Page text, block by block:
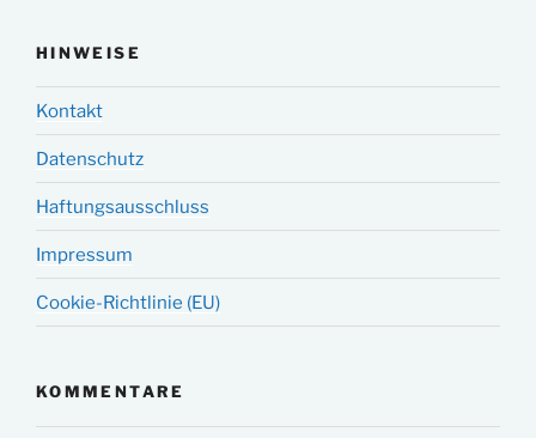
HINWEISE
Kontakt
Datenschutz
Haftungsausschluss
Impressum
Cookie-Richtlinie (EU)
KOMMENTARE